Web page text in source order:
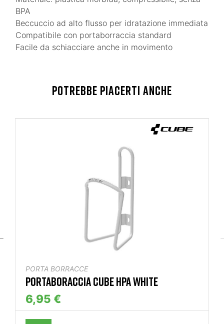
BPA
Beccuccio ad alto flusso per idratazione immediata
Compatibile con portaborraccia standard
Facile da schiacciare anche in movimento
POTREBBE PIACERTI ANCHE
PORTA BORRACCE
PORTABORACCIA CUBE HPA WHITE
6,95 €